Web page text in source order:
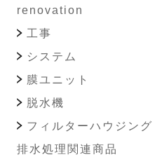
renovation
工事
システム
膜ユニット
脱水機
フィルターハウジング
排水処理関連商品